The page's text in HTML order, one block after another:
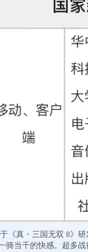
《真・三国无双 8》
骑当千的快感。超多